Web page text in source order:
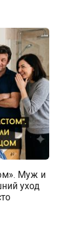
Муж и
уход